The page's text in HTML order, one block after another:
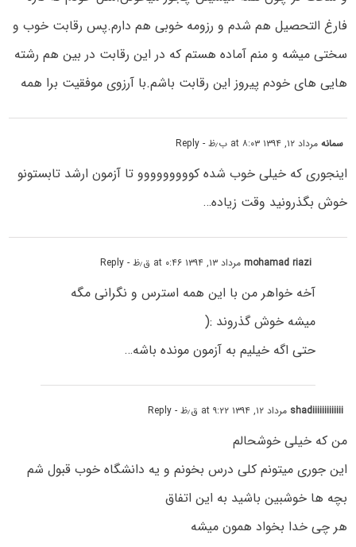
فارغ التحصیل هم شدم و رزومه خوبی هم دارم.پس رقابت خوب و
سختی میشه و منم آماده هستم که در این رقابت در بین هم رشته
هایی های خودم پیروز این رقابت باشم.با آرزوی موفقیت برا همه
سمانهمرداد ۱۲, ۱۳۹۴ at ۸:۰۳ ب٫ظ - Reply
اینجوری که خیلی خوب شده کووووووووو تا آزمون ارشد تابستونو
خوش بگذرونید وقت زیاده…
mohamad riaziمرداد ۱۳, ۱۳۹۴ at ۰:۴۶ ق٫ظ - Reply
آخه خواهر من با این همه استرس و نگرانی مگه
میشه خوش گذروند :(
حتی اگه خیلیم به آزمون مونده باشه…
shadiiiiiiiiiiiii مرداد ۱۲, ۱۳۹۴ at ۹:۲۲ ق٫ظ - Reply
من که خیلی خوشحالم
این جوری میتونم کلی درس بخونم و یه دانشگاه خوب قبول شم
بچه ها خوشبین باشید به این اتفاق
هر چی خدا بخواد همون میشه